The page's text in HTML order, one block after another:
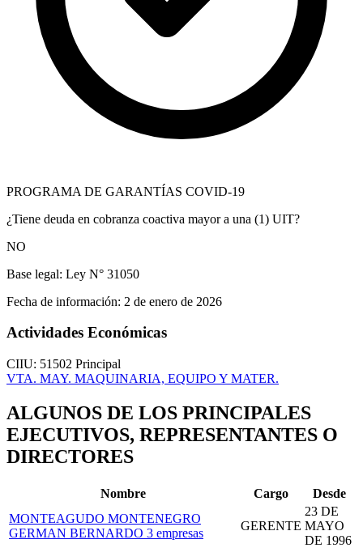
PROGRAMA DE GARANTÍAS COVID-19
¿Tiene deuda en cobranza coactiva mayor a una (1) UIT?
NO
Base legal: Ley N° 31050
Fecha de información: 2 de enero de 2026
Actividades Económicas
CIIU: 51502 Principal
VTA. MAY. MAQUINARIA, EQUIPO Y MATER.
ALGUNOS DE LOS PRINCIPALES
EJECUTIVOS, REPRESENTANTES O
DIRECTORES
Nombre Cargo
Desde
MONTEAGUDO MONTENEGRO
GERMAN BERNARDO 3 empresas
GERENTE
23 DE
MAYO
DE 1996